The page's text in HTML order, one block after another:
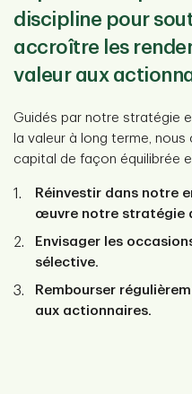
discipline pour
accroître les
valeur aux
Guidés par notre stratégie
la valeur à long terme,
capital de façon équilibrée
Réinvestir dans notre
œuvre notre stratégie
Envisager les
sélective.
Rembourser
aux actionnaires.